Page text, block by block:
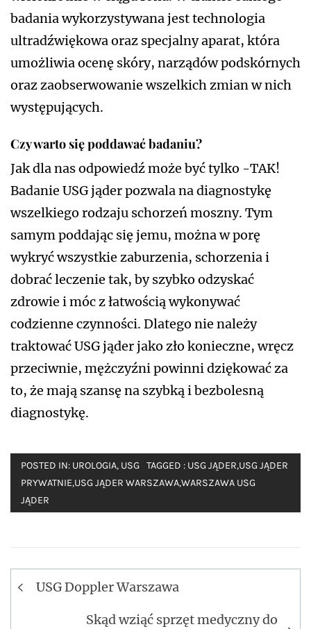
badania wykorzystywana jest technologia
ultradźwiękowa oraz specjalny aparat, która
umożliwia ocenę skóry, narządów podskórnych
oraz zaobserwowanie wszelkich zmian w nich
występujących.
Czy warto się poddawać badaniu?
Jak dla nas odpowiedź może być tylko -TAK!
Badanie USG jąder pozwala na diagnostykę
wszelkiego rodzaju schorzeń moszny. Tym
samym poddając się jemu, można w porę
wykryć wszystkie zaburzenia, schorzenia i
dobrać leczenie tak, by szybko odzyskać
zdrowie i móc z łatwością wykonywać
codzienne czynności. Dlatego nie należy
traktować USG jąder jako zło konieczne, wręcz
przeciwnie, mężczyźni powinni dziękować za
to, że mają szansę na szybką i bezbolesną
diagnostykę.
POSTED IN: UROLOGIA, USG TAGGED : USG JĄDER,USG JĄDER
PRYWATNIE,USG JĄDER WARSZAWA,WARSZAWA USG
JĄDER
Nawigacja
USG Doppler Warszawa
Skąd wziąć sprzęt medyczny do